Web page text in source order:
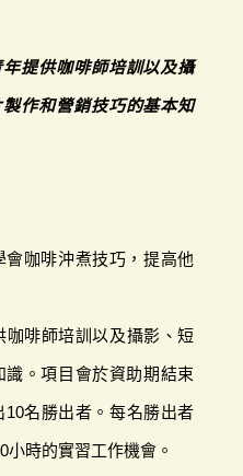
年提供咖啡師培訓以及攝
製作和營銷技巧的基本知
咖啡沖煮技巧，提高他
啡師培訓以及攝影、短
。項目會於資助期結束
名勝出者。每名勝出者
時的實習工作機會。